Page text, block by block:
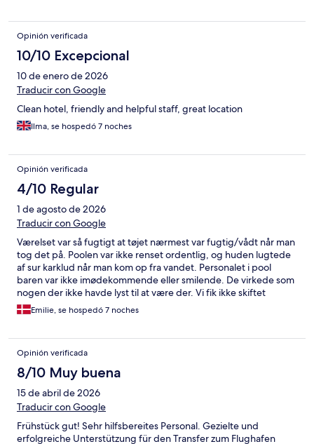
Opinión verificada
10/10 Excepcional
10 de enero de 2026
Traducir con Google
Clean hotel, friendly and helpful staff, great location
Ilma, se hospedó 7 noches
Opinión verificada
4/10 Regular
1 de agosto de 2026
Traducir con Google
Værelset var så fugtigt at tøjet nærmest var fugtig/vådt når man
tog det på. Poolen var ikke renset ordentlig, og huden lugtede
af sur karklud når man kom op fra vandet. Personalet i pool
baren var ikke imødekommende eller smilende. De virkede som
nogen der ikke havde lyst til at være der. Vi fik ikke skiftet
sengetøj i den uge vi var der på trods af at det var betydeligt
trængende til at blive skiftet og vi ringede ned til receptionen
seng, og nye håndklæder på badeværelset (2 ud a 7 dage) de
resterende dage måtte vi gå op til poolen og tage håndklæder
derfra for a kunne gå i bad. Der var skimmelsvamp i loftet både
på værelse og badeværelset.
Emilie, se hospedó 7 noches
Opinión verificada
8/10 Muy buena
15 de abril de 2026
Traducir con Google
Frühstück gut! Sehr hilfsbereites Personal. Gezielte und
erfolgreiche Unterstützung für den Transfer zum Flughafen